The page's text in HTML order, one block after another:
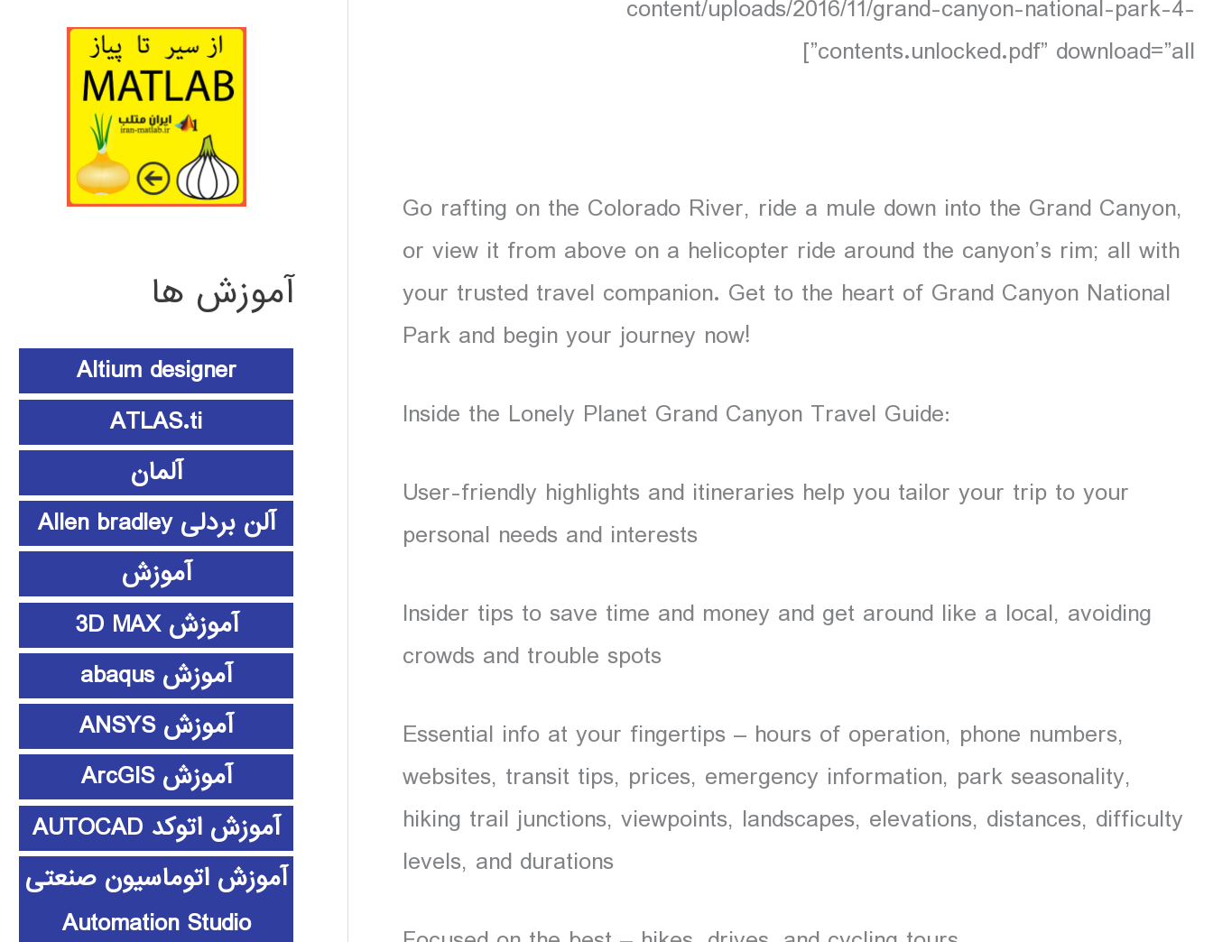
content/uploads/2016/11/grand-canyon-national-park-4-
contents.unlocked.pdf” download=”all”]
Go rafting on the Colorado River, ride a mule down into the Grand Canyon,
or view it from above on a helicopter ride around the canyon’s rim; all with
your trusted travel companion. Get to the heart of Grand Canyon National
Park and begin your journey now!
Inside the Lonely Planet Grand Canyon Travel Guide:
User-friendly highlights and itineraries help you tailor your trip to your
personal needs and interests
Insider tips to save time and money and get around like a local, avoiding
crowds and trouble spots
Essential info at your fingertips – hours of operation, phone numbers,
websites, transit tips, prices, emergency information, park seasonality,
hiking trail junctions, viewpoints, landscapes, elevations, distances, difficulty
levels, and durations
آموزش ها
Altium designer
ATLAS.ti
آلمان
آلن بردلی Allen bradley
آموزش
آموزش 3D MAX
آموزش abaqus
آموزش ANSYS
آموزش ArcGIS
آموزش اتوکد AUTOCAD
آموزش اتوماسیون صنعتی
Automation Studio